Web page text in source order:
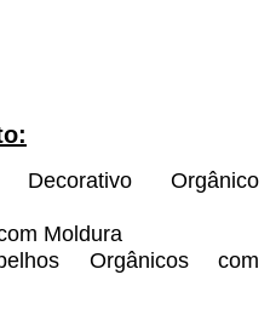
Orgânico
Moldura
Orgânicos com